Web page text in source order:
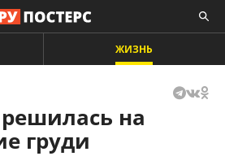
ЖИЗНЬ
на
груди